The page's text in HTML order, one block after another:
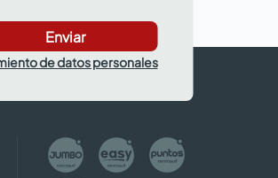
Enviar
de datos personales